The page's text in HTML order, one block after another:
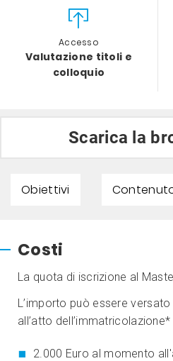
Accesso
Valutazione titoli e
colloquio
Scarica la
Obiettivi
Costi
La quota di iscrizione al
L’importo può essere versato
all’atto
2.000 Euro al momento